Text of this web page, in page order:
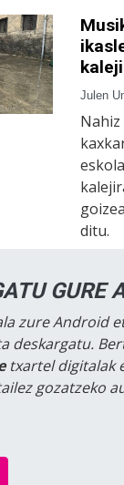
Julen
ditu.
GURE
zure Android
deskargatu.
txartel digitalak
gozatzeko